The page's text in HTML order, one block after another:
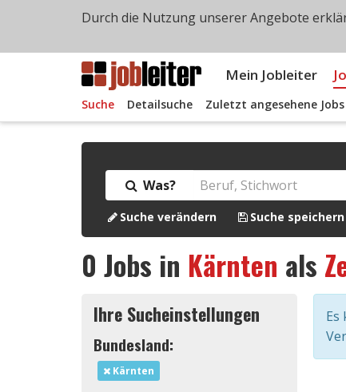
Mein Jobleiter
Suche Detailsuche Zuletzt angesehene Jobs
Was?
Suche verändern Suche speichern
0 Jobs in Kärnten als
Ihre Sucheinstellungen
Bundesland:
Kärnten
Es
Durch die Nutzung unserer Angebote